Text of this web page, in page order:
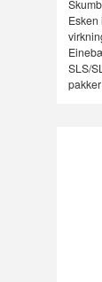
SLS/